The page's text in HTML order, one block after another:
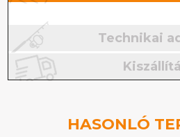
Technikai
HASONLÓ